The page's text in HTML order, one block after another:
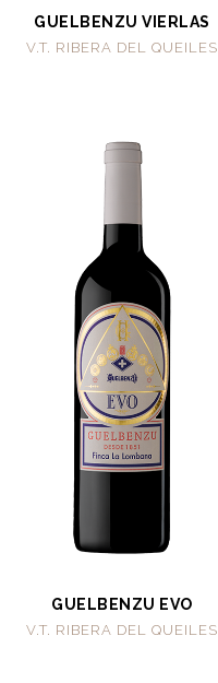
GUELBENZU VIERLAS
V.T. RIBERA DEL QUEILES
GUELBENZU EVO
V.T. RIBERA DEL QUEILES